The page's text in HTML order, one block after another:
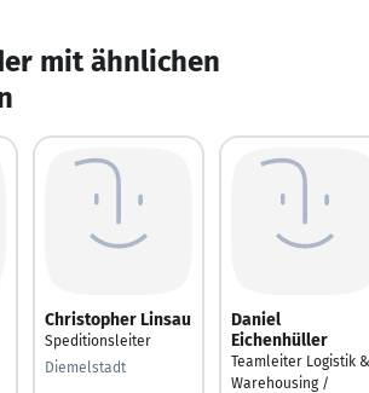
mit ähnlichen
Christopher Linsau
Speditionsleiter
Diemelstadt
Daniel
Eichenhüller
Teamleiter Logistik &
Warehousing /